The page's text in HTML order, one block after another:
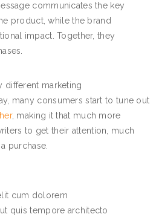
communicates the key
product, while the brand
impact. Together, they
different marketing
many consumers start to tune out
, making it that much more
to get their attention, much
purchase.
cum dolorem
quis tempore architecto